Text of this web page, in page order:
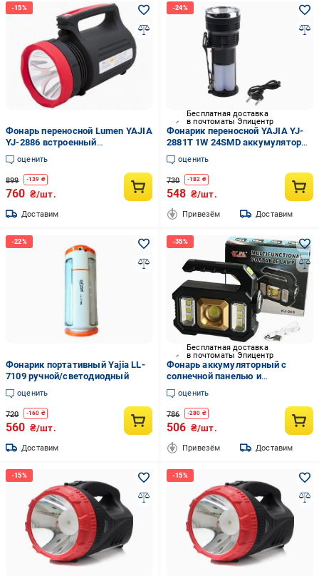
Фонарь переносной Lumen YAJIA
YJ-2886 встроенный
аккумулятор 5 W 22SMD ЗУ 220
V (3014740ER)
оценить
899 -139 ₴
760 ₴/шт.
Доставим
Бесплатная доставка
в почтоматы Эпицентр
Фонарик переносной YAJIA YJ-
2881T 1W 24SMD аккумулятор
солнечная батарея (45108)
оценить
730 -182 ₴
548 ₴/шт.
Привезём Доставим
Фонарик портативный Yajia LL-
7109 ручной/светодиодный
оценить
720 -160 ₴
560 ₴/шт.
Доставим
Бесплатная доставка
в почтоматы Эпицентр
Фонарь аккумуляторный с
солнечной панелью и
повербанком Kejia KJ-208 на
батарейках
оценить
786 -280 ₴
506 ₴/шт.
Привезём Доставим